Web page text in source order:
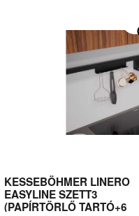
KESSEBÖHMER LINERO
EASYLINE SZETT3
(PAPÍRTÖRLŐ TARTÓ+6